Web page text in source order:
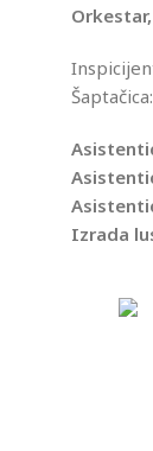
Izrada